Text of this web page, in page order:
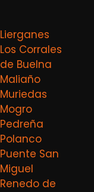
Lierganes
Los Corrales
de Buelna
Maliaño
Muriedas
Mogro
Pedreña
Polanco
Puente San
Miguel
Renedo de